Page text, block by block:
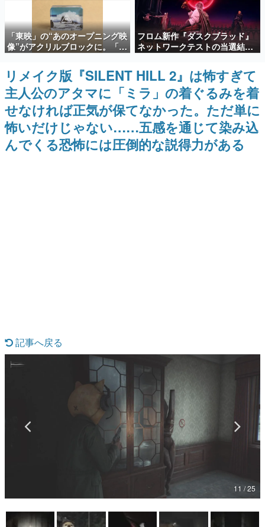
殿堂入り記事
SNS拡散数が数千以上！ ページビュー数万以上！ などな
ど。多くの人々に読まれた、電ファミ渾身の“殿堂入り”記
事をまとめました。
ゲームの企画書
名作ゲームクリエイターの方々に製作時のエピソードをお
聞きし、ヒットする企画（ゲーム）とは何か？を探ってい
きます。
赫本
この物語を解いてはいけない。『赫本』は、〈試験問題〉
の形をした短編ホラー小説集です。
なんでゲームは面白い？
ゲーム開発者・hamatsu氏がゲームの魅力を画面や操作の
具体的な形から解き明かしていく、硬派で骨太な評論連載
です。
ゲームが変えた日本語
「経験値」「裏技」「ラスボス」… ゲームにまつわる言葉
の起源や用法の変遷を、コンピューター文化史研究家・タ
イニーP氏が徹底調査。
マンガ
て、BPOが議論を交わす
敗すると「YOU DIED」
「東映」の“あのオープニング映
像”がアクリルブロックに。「東
映ヒストリカル グッズコレクシ
ョン」が8月下旬より発売
フロム新作『ダスクブラッド』
ネットワークテストの当選結果
が8月7日22時に発表。応募サイ
トのマイページから確認可能、
テスト実施は8月21日～24日
リメイク版『SILENT HILL 2』は怖すぎて
主人公のアタマに「ミラ」の着ぐるみを着
せなければ正気が保てなかった。ただ単に
怖いだけじゃない……五感を通じて染み込
んでくる恐怖には圧倒的な説得力がある
記事へ戻る
11 / 25